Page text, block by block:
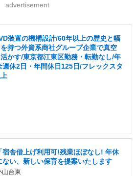
advertisement
装置の機構設計/60年以上の歴史と幅
持つ外資系商社グループ企業で真空
かす/東京都江東区勤務・転勤なし/年
休2日・年間休日125日/フレックスタ
宿舎借上げ利用可!残業ほぼなし! 年休
い、新しい保育を提案いたします
山台東